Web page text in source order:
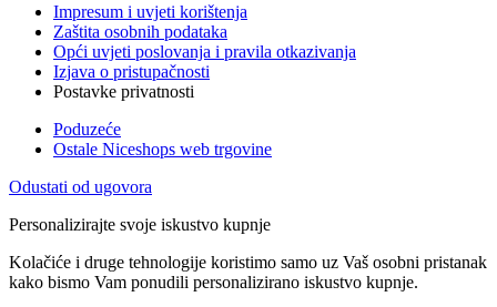
Impresum i uvjeti korištenja
Zaštita osobnih podataka
Opći uvjeti poslovanja i pravila otkazivanja
Izjava o pristupačnosti
Postavke privatnosti
Poduzeće
Ostale Niceshops web trgovine
Odustati od ugovora
Personalizirajte svoje iskustvo kupnje
Kolačiće i druge tehnologije koristimo samo uz Vaš osobni pristanak
kako bismo Vam ponudili personalizirano iskustvo kupnje.